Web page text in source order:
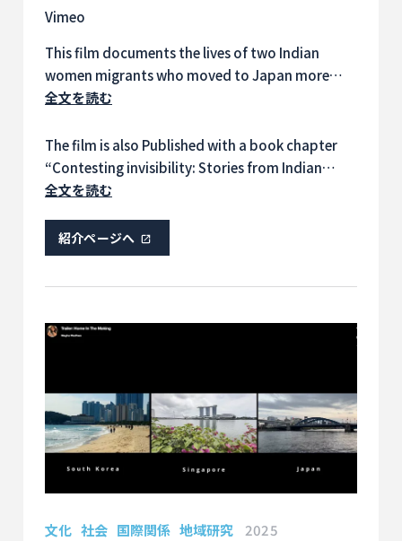
Vimeo
This film documents the lives of two Indian
women migrants who moved to Japan more
than a decade ago, as a case study of the
全文を読む
The film is also Published with a book chapter
“Contesting invisibility: Stories from Indian
women migrants in Japan” by Megha Wadhwa in
practice edited by Andy Lawrence and Martha-
Cecilia Dietrich, Manchester University Press,
全文を読む
紹介ページへ
文化 社会 国際関係 地域研究 2025